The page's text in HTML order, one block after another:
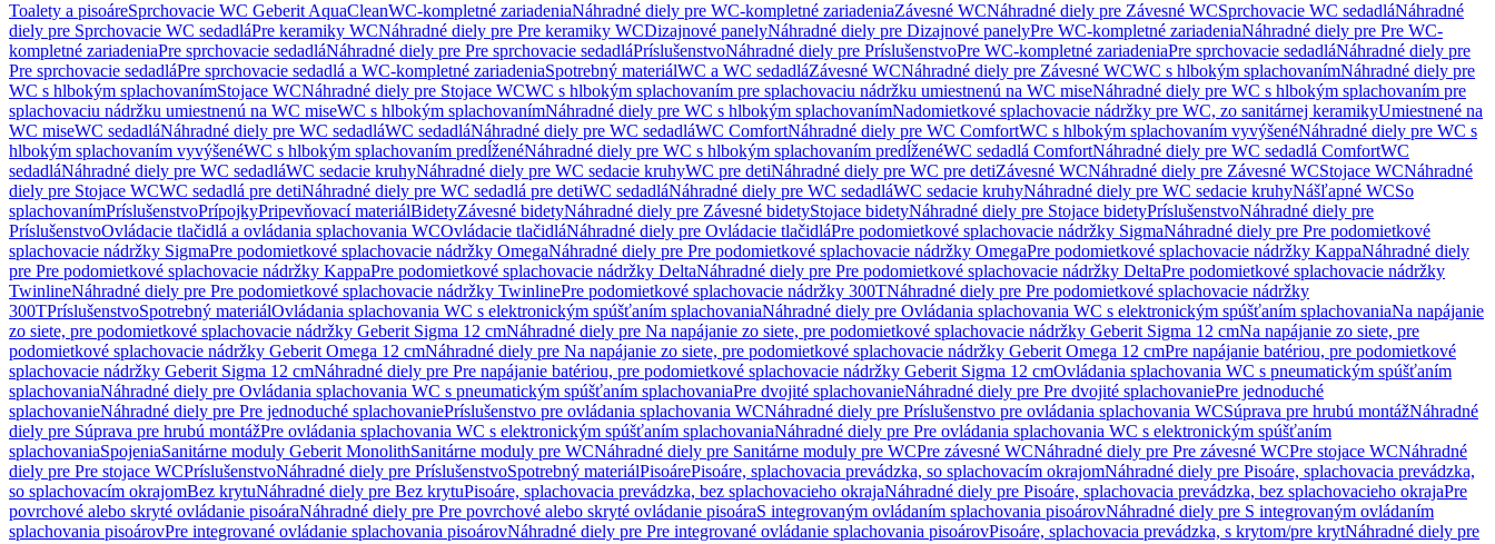
Toalety a pisoáreSprchovacie WC Geberit AquaCleanWC-kompletné zariadeniaNáhradné diely pre WC-kompletné zariadeniaZávesné WCNáhradné diely pre Závesné WCSprchovacie WC sedadláNáhradné
diely pre Sprchovacie WC sedadláPre keramiky WCNáhradné diely pre Pre keramiky WCDizajnové panelyNáhradné diely pre Dizajnové panelyPre WC-kompletné zariadeniaNáhradné diely pre Pre WC-
kompletné zariadeniaPre sprchovacie sedadláNáhradné diely pre Pre sprchovacie sedadláPríslušenstvoNáhradné diely pre PríslušenstvoPre WC-kompletné zariadeniaPre sprchovacie sedadláNáhradné diely pre
Pre sprchovacie sedadláPre sprchovacie sedadlá a WC-kompletné zariadeniaSpotrebný materiálWC a WC sedadláZávesné WCNáhradné diely pre Závesné WCWC s hlbokým splachovanímNáhradné diely pre
WC s hlbokým splachovanímStojace WCNáhradné diely pre Stojace WCWC s hlbokým splachovaním pre splachovaciu nádržku umiestnenú na WC miseNáhradné diely pre WC s hlbokým splachovaním pre
splachovaciu nádržku umiestnenú na WC miseWC s hlbokým splachovanímNáhradné diely pre WC s hlbokým splachovanímNadomietkové splachovacie nádržky pre WC, zo sanitárnej keramikyUmiestnené na
WC miseWC sedadláNáhradné diely pre WC sedadláWC sedadláNáhradné diely pre WC sedadláWC ComfortNáhradné diely pre WC ComfortWC s hlbokým splachovaním vyvýšenéNáhradné diely pre WC s
hlbokým splachovaním vyvýšenéWC s hlbokým splachovaním predĺženéNáhradné diely pre WC s hlbokým splachovaním predĺženéWC sedadlá ComfortNáhradné diely pre WC sedadlá ComfortWC
sedadláNáhradné diely pre WC sedadláWC sedacie kruhyNáhradné diely pre WC sedacie kruhyWC pre detiNáhradné diely pre WC pre detiZávesné WCNáhradné diely pre Závesné WCStojace WCNáhradné
diely pre Stojace WCWC sedadlá pre detiNáhradné diely pre WC sedadlá pre detiWC sedadláNáhradné diely pre WC sedadláWC sedacie kruhyNáhradné diely pre WC sedacie kruhyNášľapné WCSo
splachovanímPríslušenstvoPrípojkyPripevňovací materiálBidetyZávesné bidetyNáhradné diely pre Závesné bidetyStojace bidetyNáhradné diely pre Stojace bidetyPríslušenstvoNáhradné diely pre
PríslušenstvoOvládacie tlačidlá a ovládania splachovania WCOvládacie tlačidláNáhradné diely pre Ovládacie tlačidláPre podomietkové splachovacie nádržky SigmaNáhradné diely pre Pre podomietkové
splachovacie nádržky SigmaPre podomietkové splachovacie nádržky OmegaNáhradné diely pre Pre podomietkové splachovacie nádržky OmegaPre podomietkové splachovacie nádržky KappaNáhradné diely
pre Pre podomietkové splachovacie nádržky KappaPre podomietkové splachovacie nádržky DeltaNáhradné diely pre Pre podomietkové splachovacie nádržky DeltaPre podomietkové splachovacie nádržky
TwinlineNáhradné diely pre Pre podomietkové splachovacie nádržky TwinlinePre podomietkové splachovacie nádržky 300TNáhradné diely pre Pre podomietkové splachovacie nádržky
300TPríslušenstvoSpotrebný materiálOvládania splachovania WC s elektronickým spúšťaním splachovaniaNáhradné diely pre Ovládania splachovania WC s elektronickým spúšťaním splachovaniaNa napájanie
zo siete, pre podomietkové splachovacie nádržky Geberit Sigma 12 cmNáhradné diely pre Na napájanie zo siete, pre podomietkové splachovacie nádržky Geberit Sigma 12 cmNa napájanie zo siete, pre
podomietkové splachovacie nádržky Geberit Omega 12 cmNáhradné diely pre Na napájanie zo siete, pre podomietkové splachovacie nádržky Geberit Omega 12 cmPre napájanie batériou, pre podomietkové
splachovacie nádržky Geberit Sigma 12 cmNáhradné diely pre Pre napájanie batériou, pre podomietkové splachovacie nádržky Geberit Sigma 12 cmOvládania splachovania WC s pneumatickým spúšťaním
splachovaniaNáhradné diely pre Ovládania splachovania WC s pneumatickým spúšťaním splachovaniaPre dvojité splachovanieNáhradné diely pre Pre dvojité splachovaniePre jednoduché
splachovanieNáhradné diely pre Pre jednoduché splachovaniePríslušenstvo pre ovládania splachovania WCNáhradné diely pre Príslušenstvo pre ovládania splachovania WCSúprava pre hrubú montážNáhradné
diely pre Súprava pre hrubú montážPre ovládania splachovania WC s elektronickým spúšťaním splachovaniaNáhradné diely pre Pre ovládania splachovania WC s elektronickým spúšťaním
splachovaniaSpojeniaSanitárne moduly Geberit MonolithSanitárne moduly pre WCNáhradné diely pre Sanitárne moduly pre WCPre závesné WCNáhradné diely pre Pre závesné WCPre stojace WCNáhradné
diely pre Pre stojace WCPríslušenstvoNáhradné diely pre PríslušenstvoSpotrebný materiálPisoárePisoáre, splachovacia prevádzka, so splachovacím okrajomNáhradné diely pre Pisoáre, splachovacia prevádzka,
so splachovacím okrajomBez krytuNáhradné diely pre Bez krytuPisoáre, splachovacia prevádzka, bez splachovacieho okrajaNáhradné diely pre Pisoáre, splachovacia prevádzka, bez splachovacieho okrajaPre
povrchové alebo skryté ovládanie pisoáraNáhradné diely pre Pre povrchové alebo skryté ovládanie pisoáraS integrovaným ovládaním splachovania pisoárovNáhradné diely pre S integrovaným ovládaním
splachovania pisoárovPre integrované ovládanie splachovania pisoárovNáhradné diely pre Pre integrované ovládanie splachovania pisoárovPisoáre, splachovacia prevádzka, s krytom/pre krytNáhradné diely pre